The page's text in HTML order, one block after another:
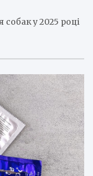
у 2025 році